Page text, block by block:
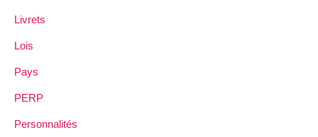
Livrets
Lois
Pays
PERP
Personnalités